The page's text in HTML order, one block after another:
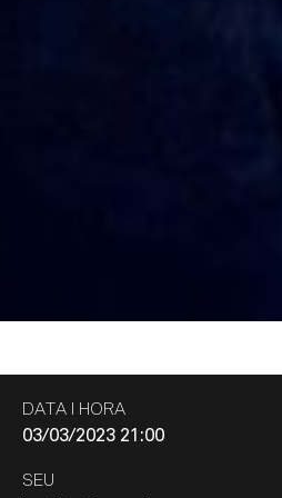
DATA I HORA
03/03/2023 21:00
SEU